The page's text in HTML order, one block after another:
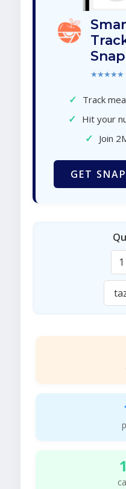
★★★★★
✓ Track
✓ Hit your
✓ Join
GET